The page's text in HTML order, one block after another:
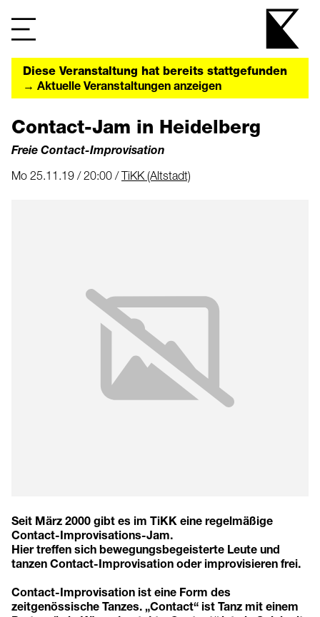
Diese Veranstaltung hat bereits stattgefunden
→ Aktuelle Veranstaltungen anzeigen
Contact-Jam in Heidelberg
Freie Contact-Improvisation
Mo 25.11.19 / 20:00 /TiKK (Altstadt)
Seit März 2000 gibt es im TiKK eine regelmäßige
Contact-Improvisations-Jam.
Hier treffen sich bewegungsbegeisterte Leute und
tanzen Contact-Improvisation oder improvisieren frei.
Contact-Improvisation ist eine Form des
zeitgenössische Tanzes. „Contact“ ist Tanz mit einem